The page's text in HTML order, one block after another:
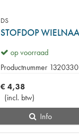
DS
op voorraad
Productnummer 1320330
€ 4,38
(incl. btw)
Info